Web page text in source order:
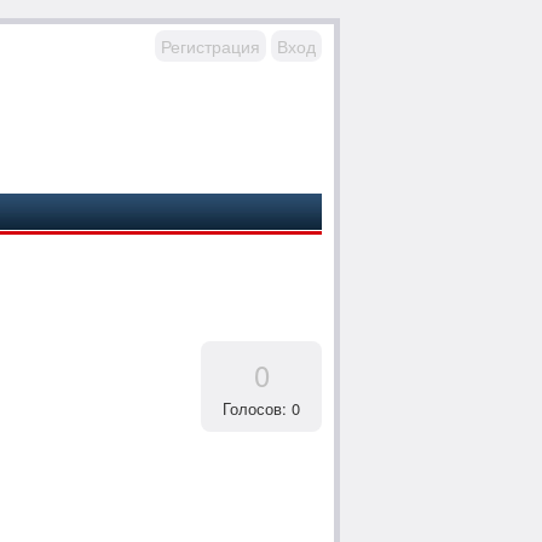
Регистрация Вход
0
Голосов: 0